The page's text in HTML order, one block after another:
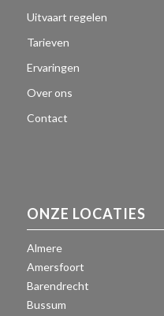
Uitvaart regelen
Tarieven
Ervaringen
Over ons
Contact
ONZE LOCATIES
Almere
Amersfoort
Barendrecht
Bussum